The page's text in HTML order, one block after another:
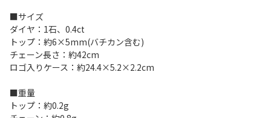
■サイズ
ダイヤ：1石、0.4ct
トップ：約6×5mm(バチカン含む)
チェーン長さ：約42cm
ロゴ入りケース：約24.4×5.2×2.2cm
■重量
トップ：約0.2g